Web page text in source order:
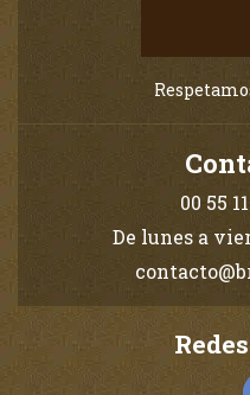
00 55
De lunes a